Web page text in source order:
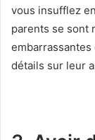
vous insufflez
parents se sont
détails sur leur